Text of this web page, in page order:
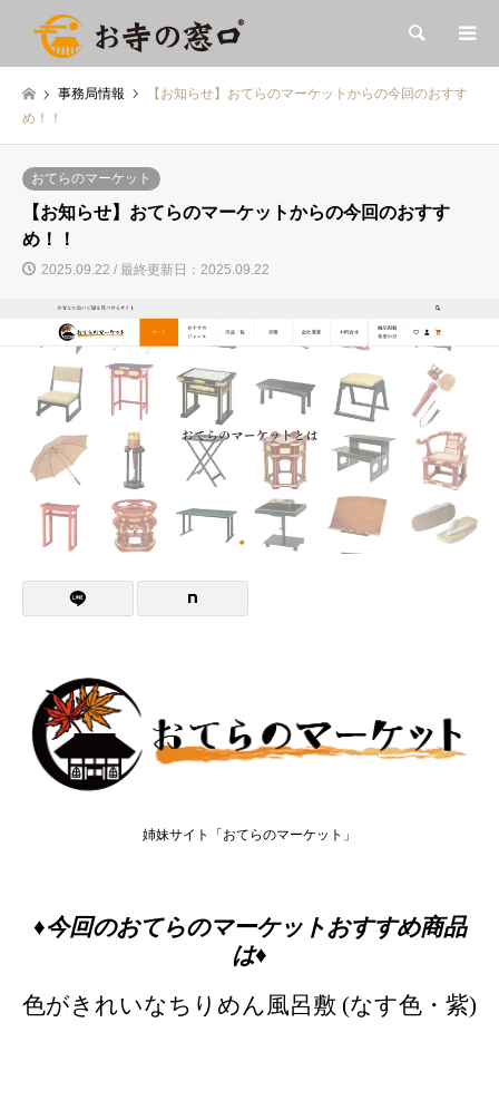
検索
事務局情報
【お知らせ】おてらのマーケットからの今回のおすす
め！！
おてらのマーケット
【お知らせ】おてらのマーケットからの今回のおすす
め！！
2025.09.22 / 最終更新日：2025.09.22
姉妹サイト「おてらのマーケット」
♦今回のおてらのマーケットおすすめ商品
は♦
色がきれいなちりめん風呂敷 (なす色・紫)